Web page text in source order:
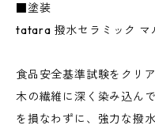
■塗装
tatara 撥水セラミック マ
食品安全基準試験をクリ
木の繊維に深く染み込ん
を損なわずに、強力な撥